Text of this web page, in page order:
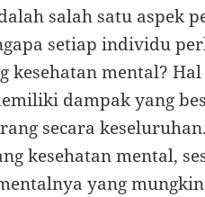
salah satu aspek
setiap individu
kesehatan mental?
dampak yang
secara
kesehatan mental,
yang